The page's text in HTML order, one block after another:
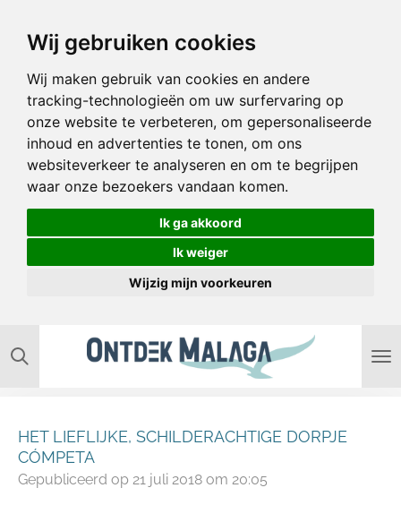
Wij gebruiken cookies
Wij maken gebruik van cookies en andere
tracking-technologieën om uw surfervaring op
onze website te verbeteren, om gepersonaliseerde
inhoud en advertenties te tonen, om ons
websiteverkeer te analyseren en om te begrijpen
waar onze bezoekers vandaan komen.
Ik ga akkoord
Ik weiger
Wijzig mijn voorkeuren
direct
hoofdinhoud
HET LIEFLIJKE, SCHILDERACHTIGE DORPJE
CÓMPETA
Gepubliceerd op 21 juli 2018 om 20:05